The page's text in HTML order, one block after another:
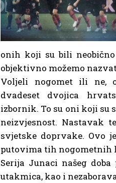
onih koji su bili
objektivno možemo
Voljeli nogomet ili ne,
dvadeset dvojica
izbornik. To su oni koji su
neizvjesnost. Nastavak
svjetske doprvake. Ovo
putovima tih nogometnih
Serija Junaci našeg
utakmica, kao i